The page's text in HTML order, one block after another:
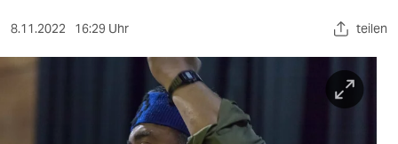
sport
8.11.2022 16:29 Uhr teilen